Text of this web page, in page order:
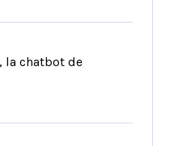
la chatbot de